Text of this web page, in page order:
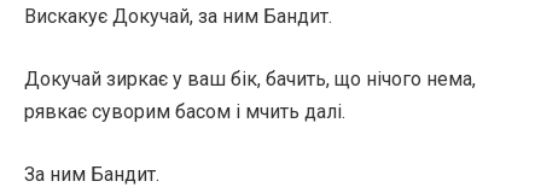
Вискакує Докучай, за ним Бандит.
Докучай зиркає у ваш бік, бачить, що нічого нема,
рявкає суворим басом і мчить далі.
За ним Бандит.